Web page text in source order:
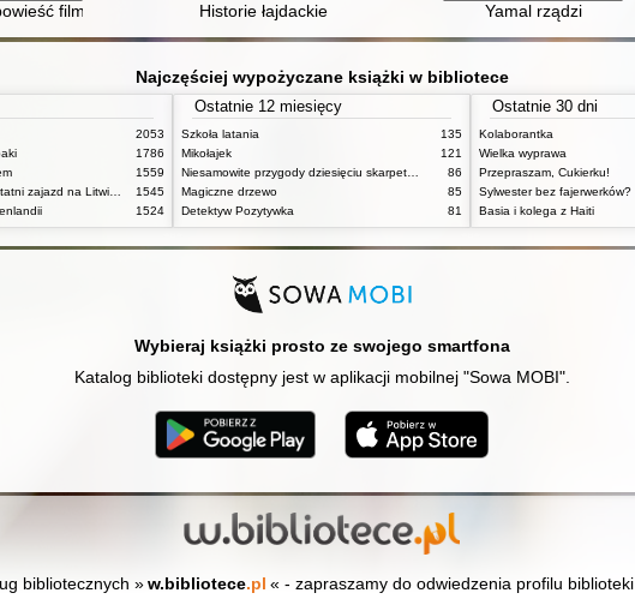
filmowa Historie łajdackie Yamal rządzi
Najczęściej wypożyczane książki w bibliotece
2053
1786
1559
1545
1524
Ostatnie 12 miesięcy
Szkoła latania
135
Mikołajek
121
86
Magiczne drzewo
85
Detektyw Pozytywka
81
Ostatnie 30 dni
Kolaborantka
Wielka wyprawa
Przepraszam, Cukierku!
Sylwester bez fajerwerków?
Basia i kolega z Haiti
Wybieraj książki prosto ze swojego smartfona
Katalog biblioteki dostępny jest w aplikacji mobilnej "Sowa MOBI".
bibliotecznych » w.bibliotece.pl « - zapraszamy do odwiedzenia profilu